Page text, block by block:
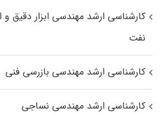
کارشناسی ارشد مهندسی ابزار دقیق و
نفت
کارشناسی ارشد مهندسی بازرسی فنی
کارشناسی ارشد مهندسی نساجی